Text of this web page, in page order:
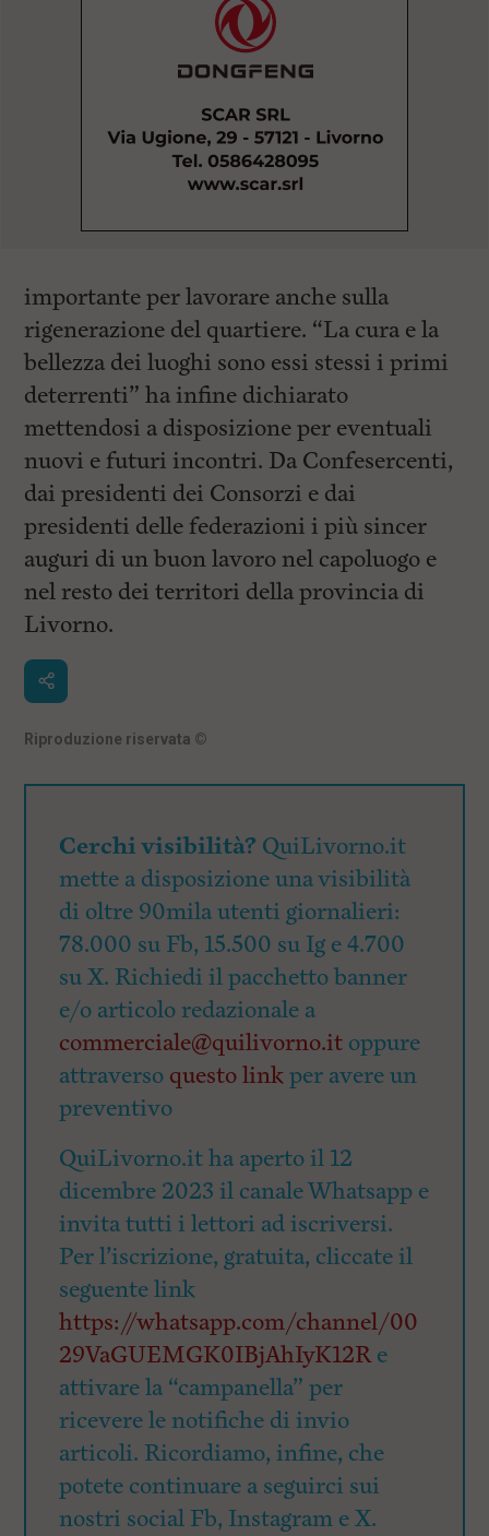
importante per lavorare anche sulla
rigenerazione del quartiere. “La cura e la
bellezza dei luoghi sono essi stessi i primi
deterrenti” ha infine dichiarato
mettendosi a disposizione per eventuali
nuovi e futuri incontri. Da Confesercenti,
dai presidenti dei Consorzi e dai
presidenti delle federazioni i più sincer
auguri di un buon lavoro nel capoluogo e
nel resto dei territori della provincia di
Livorno.
Riproduzione riservata ©
Cerchi visibilità? QuiLivorno.it
mette a disposizione una visibilità
di oltre 90mila utenti giornalieri:
78.000 su Fb, 15.500 su Ig e 4.700
su X. Richiedi il pacchetto banner
e/o articolo redazionale a
commerciale@quilivorno.it oppure
attraverso questo linkper avere un
preventivo
QuiLivorno.it ha aperto il 12
dicembre 2023 il canale Whatsapp e
invita tutti i lettori ad iscriversi.
Per l’iscrizione, gratuita, cliccate il
seguente link
https://whatsapp.com/channel/00
29VaGUEMGK0IBjAhIyK12Re
attivare la “campanella” per
ricevere le notifiche di invio
articoli. Ricordiamo, infine, che
potete continuare a seguirci sui
nostri social Fb, Instagram e X.